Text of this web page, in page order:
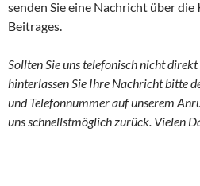
senden Sie eine Nachricht über die
Beitrages.
Sollten Sie uns telefonisch nicht
hinterlassen Sie Ihre Nachricht bitte
und Telefonnummer auf unserem
uns schnellstmöglich zurück. Vielen